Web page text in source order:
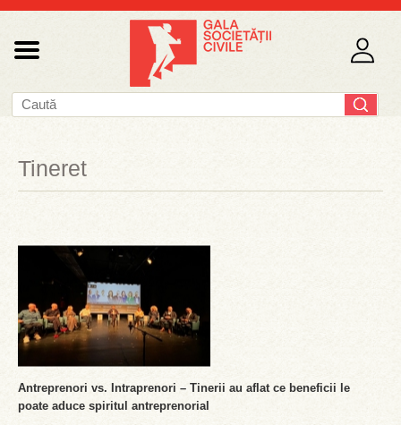
Tineret
Antreprenori vs. Intraprenori – Tinerii au aflat ce beneficii le
poate aduce spiritul antreprenorial